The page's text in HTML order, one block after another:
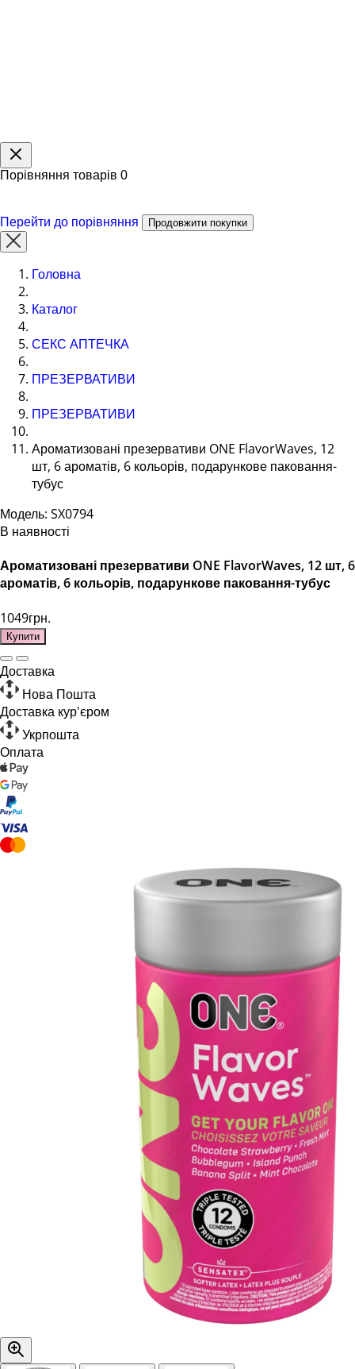
Порівняння товарів 0
Перейти до порівняння Продовжити покупки
Головна
Каталог
СЕКС АПТЕЧКА
ПРЕЗЕРВАТИВИ
ПРЕЗЕРВАТИВИ
Ароматизовані презервативи ONE FlavorWaves, 12
шт, 6 ароматів, 6 кольорів, подарункове паковання-
тубус
Модель: SX0794
В наявності
Ароматизовані презервативи ONE FlavorWaves, 12 шт, 6
ароматів, 6 кольорів, подарункове паковання-тубус
1049грн.
Купити
Доставка
Нова Пошта
Доставка кур'єром
Укрпошта
Оплата